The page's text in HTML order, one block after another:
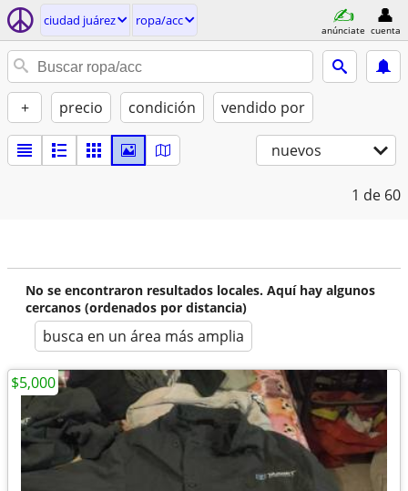
ciudad juárez ropa/acc
anúnciate cuenta
+ precio condición vendido por
nuevos
1 de 60
No se encontraron resultados locales. Aquí hay algunos
cercanos (ordenados por distancia)
busca en un área más amplia
$5,000